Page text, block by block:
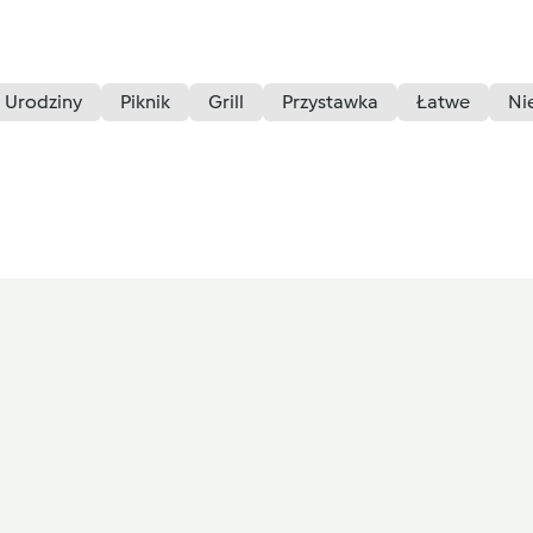
Urodziny Piknik Grill Przystawka Łatwe